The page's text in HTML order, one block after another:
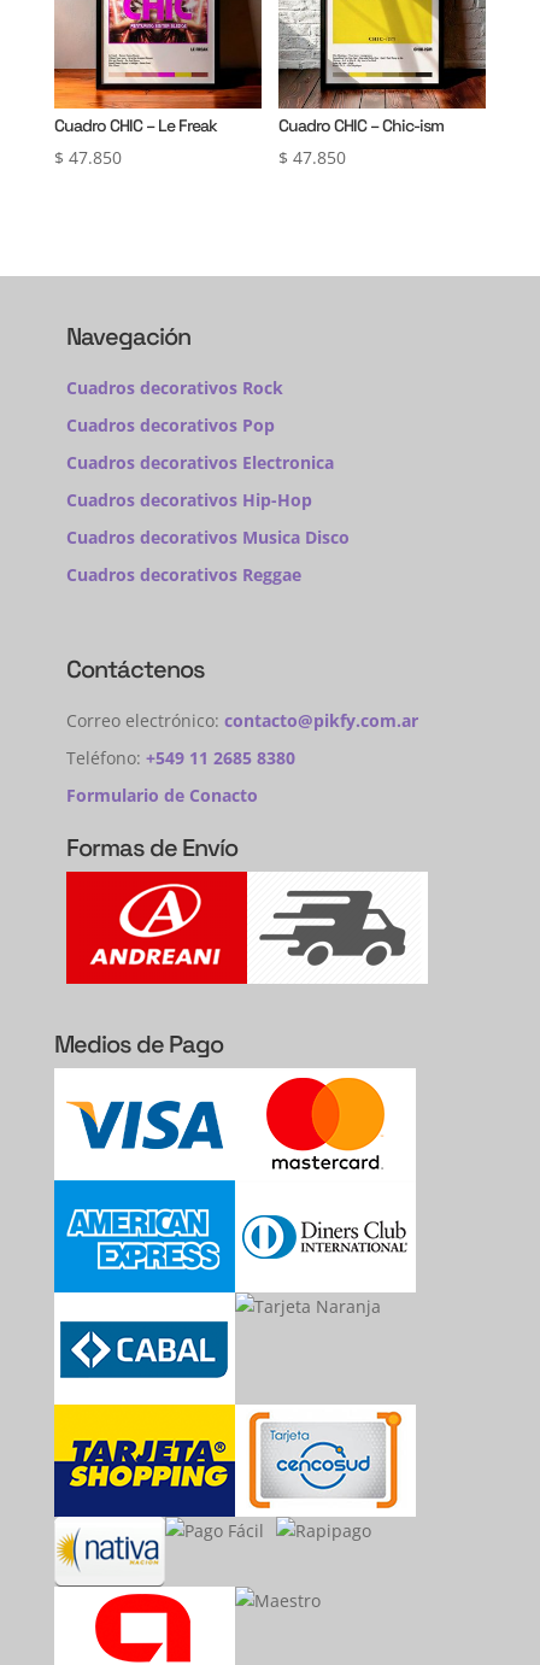
Cuadro CHIC – Le Freak
$ 47.850
Cuadro CHIC – Chic-ism
$ 47.850
Navegación
Cuadros decorativos Rock
Cuadros decorativos Pop
Cuadros decorativos Electronica
Cuadros decorativos Hip-Hop
Cuadros decorativos Musica Disco
Cuadros decorativos Reggae
Contáctenos
Correo electrónico: contacto@pikfy.com.ar
Teléfono: +549 11 2685 8380
Formulario de Conacto
Formas de Envío
Medios de Pago